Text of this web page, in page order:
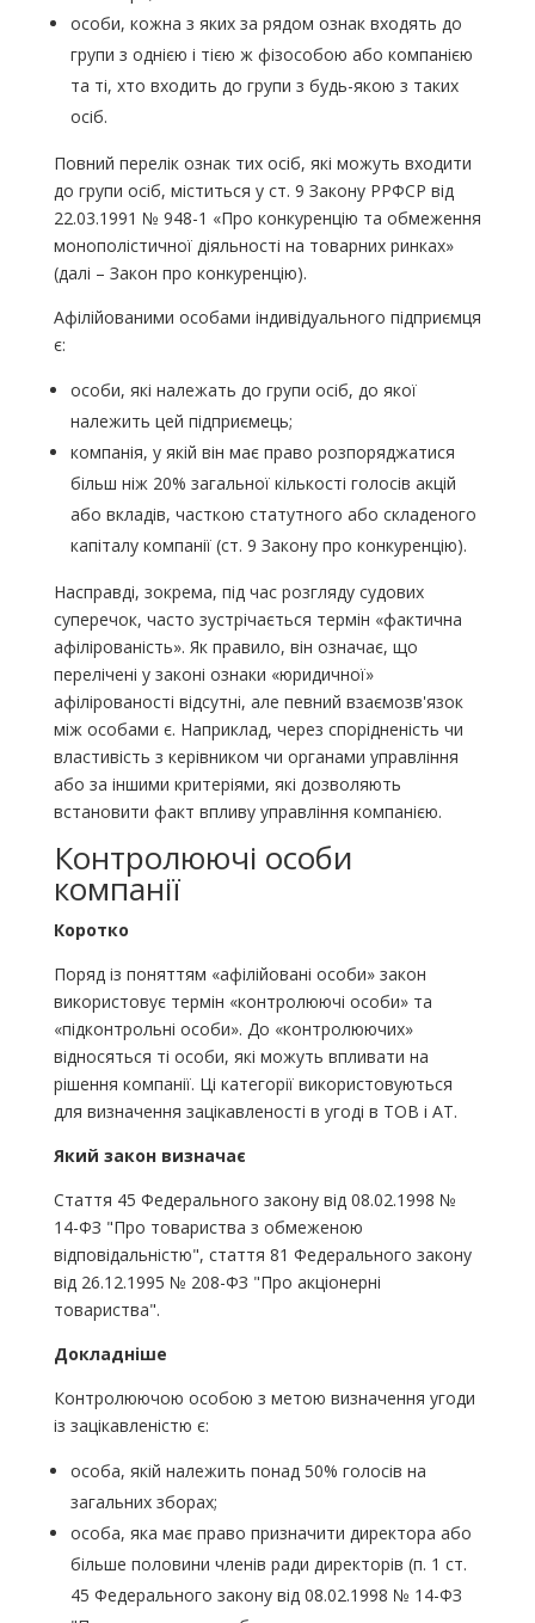
особи, кожна з яких за рядом ознак входять до
групи з однією і тією ж фізособою або компанією
та ті, хто входить до групи з будь-якою з таких
осіб.
Повний перелік ознак тих осіб, які можуть входити
до групи осіб, міститься у ст. 9 Закону РРФСР від
22.03.1991 № 948-1 «Про конкуренцію та обмеження
монополістичної діяльності на товарних ринках»
(далі – Закон про конкуренцію).
Афілійованими особами індивідуального підприємця
є:
особи, які належать до групи осіб, до якої
належить цей підприємець;
компанія, у якій він має право розпоряджатися
більш ніж 20% загальної кількості голосів акцій
або вкладів, часткою статутного або складеного
капіталу компанії (ст. 9 Закону про конкуренцію).
Насправді, зокрема, під час розгляду судових
суперечок, часто зустрічається термін «фактична
афілірованість». Як правило, він означає, що
перелічені у законі ознаки «юридичної»
афілірованості відсутні, але певний взаємозв'язок
між особами є. Наприклад, через спорідненість чи
властивість з керівником чи органами управління
або за іншими критеріями, які дозволяють
встановити факт впливу управління компанією.
Контролюючі особи
компанії
Коротко
Поряд із поняттям «афілійовані особи» закон
використовує термін «контролюючі особи» та
«підконтрольні особи». До «контролюючих»
відносяться ті особи, які можуть впливати на
рішення компанії. Ці категорії використовуються
для визначення зацікавленості в угоді в ТОВ і АТ.
Який закон визначає
Стаття 45 Федерального закону від 08.02.1998 №
14-ФЗ "Про товариства з обмеженою
відповідальністю", стаття 81 Федерального закону
від 26.12.1995 № 208-ФЗ "Про акціонерні
товариства".
Докладніше
Контролюючою особою з метою визначення угоди
із зацікавленістю є:
особа, якій належить понад 50% голосів на
загальних зборах;
особа, яка має право призначити директора або
більше половини членів ради директорів (п. 1 ст.
45 Федерального закону від 08.02.1998 № 14-ФЗ